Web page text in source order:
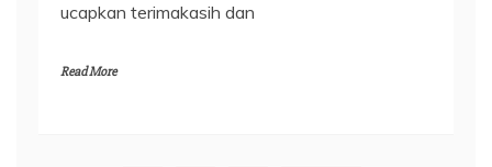
ucapkan terimakasih dan
Read More